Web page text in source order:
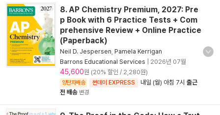
8. AP Chemistry Premium, 2027: Pre
p Book with 6 Practice Tests + Com
prehensive Review + Online Practice
(Paperback)
Neil D. Jespersen Pamela Kerrigan
Barrons Educational Services
2026년 07월
45,600원 (20% 할인 / 2,280원)
양탄자배송 썬데이 EXPRESS 내일 (월) 아침 7시 출근
전 배송 변경